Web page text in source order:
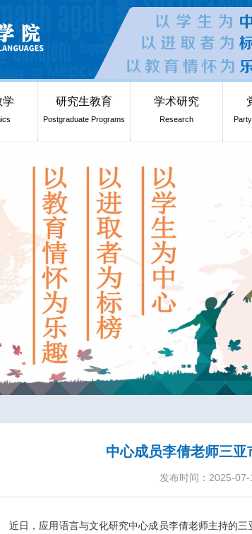
学 研究生教育
Postgraduate Programs
学术研究
Research
中心成员李倩老师三
发布时间：2025-
近日，应用语言与文化研究中心成员李倩老师主持的